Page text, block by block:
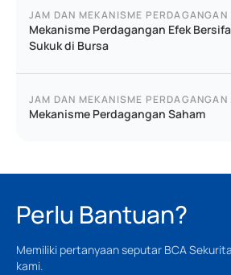
JAM DAN MEKANISME PERDAGANGAN
Mekanisme Perdagangan Efek
Sukuk di Bursa
JAM DAN MEKANISME PERDAGANGAN
Mekanisme Perdagangan Saham
Perlu Bantuan?
Memiliki pertanyaan seputar BCA
kami.